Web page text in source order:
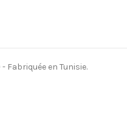
Fabriquée en Tunisie.